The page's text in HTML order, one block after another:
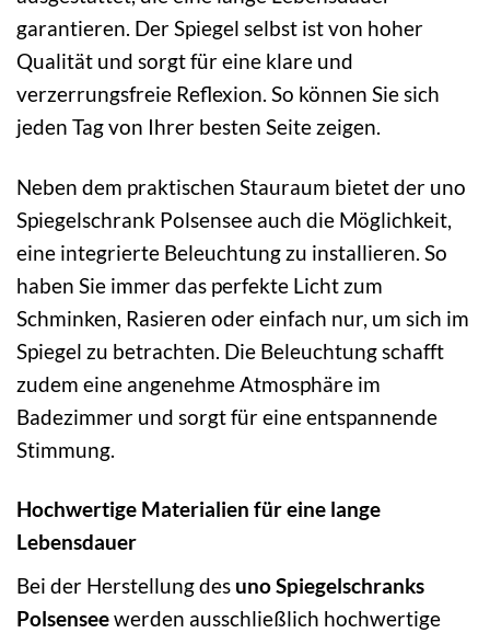
garantieren. Der Spiegel selbst ist von hoher
Qualität und sorgt für eine klare und
verzerrungsfreie Reflexion. So können Sie sich
jeden Tag von Ihrer besten Seite zeigen.
Neben dem praktischen Stauraum bietet der uno
Spiegelschrank Polsensee auch die Möglichkeit,
eine integrierte Beleuchtung zu installieren. So
haben Sie immer das perfekte Licht zum
Schminken, Rasieren oder einfach nur, um sich im
Spiegel zu betrachten. Die Beleuchtung schafft
zudem eine angenehme Atmosphäre im
Badezimmer und sorgt für eine entspannende
Stimmung.
Hochwertige Materialien für eine lange
Lebensdauer
Bei der Herstellung des uno Spiegelschranks
Polsenseewerden ausschließlich hochwertige